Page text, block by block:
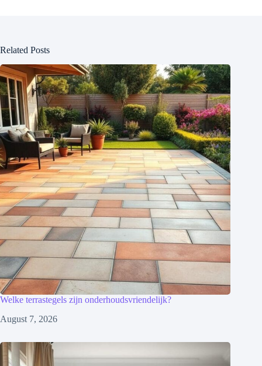
Related Posts
Welke terrastegels zijn onderhoudsvriendelijk?
August 7, 2026